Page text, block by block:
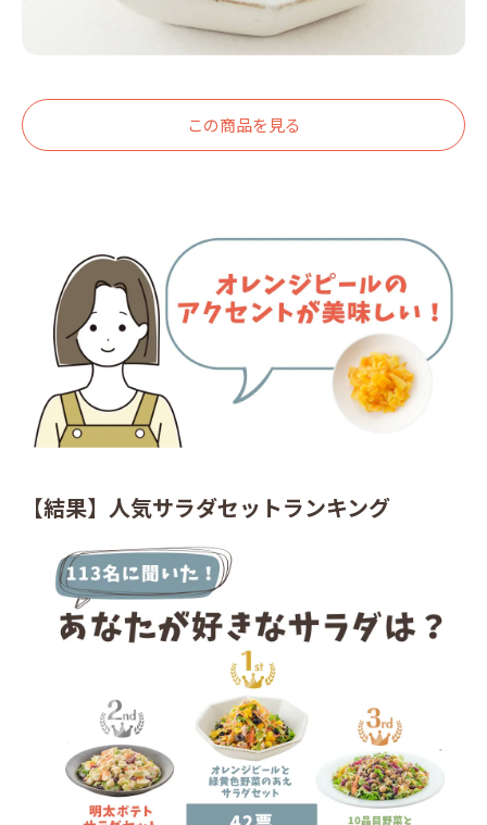
この商品を見る
【結果】人気サラダセットランキング